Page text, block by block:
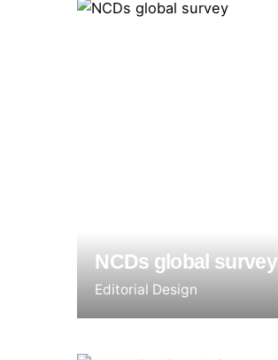
NCDs global survey
Editorial Design